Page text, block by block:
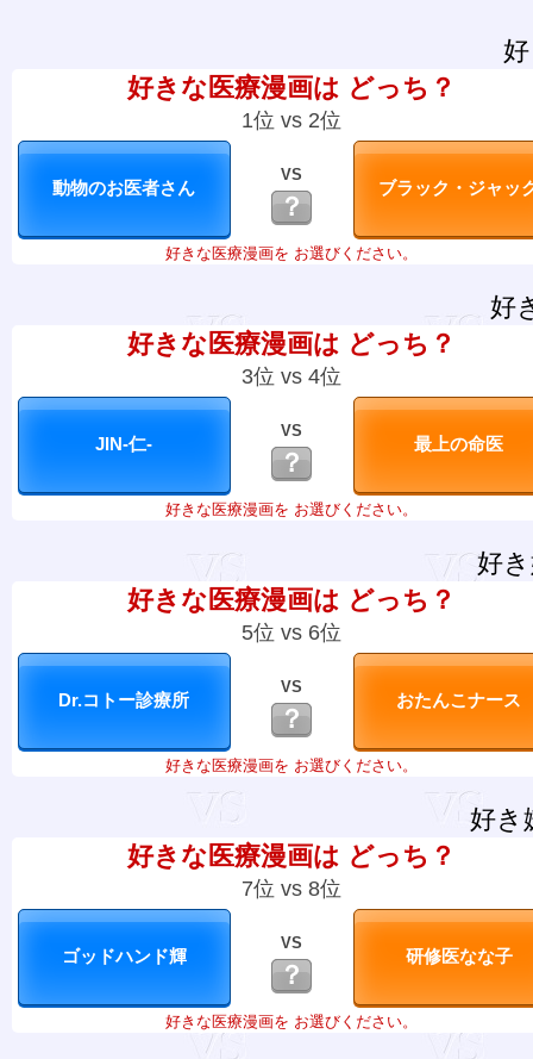
好きな医療漫画は どっち？
1位 vs 2位
VS
？
好きな医療漫画を お選びください。
好
好きな医療漫画は どっち？
3位 vs 4位
VS
？
好きな医療漫画を お選びください。
好
好きな医療漫画は どっち？
5位 vs 6位
VS
？
好きな医療漫画を お選びください。
好き
好きな医療漫画は どっち？
7位 vs 8位
VS
？
好きな医療漫画を お選びください。